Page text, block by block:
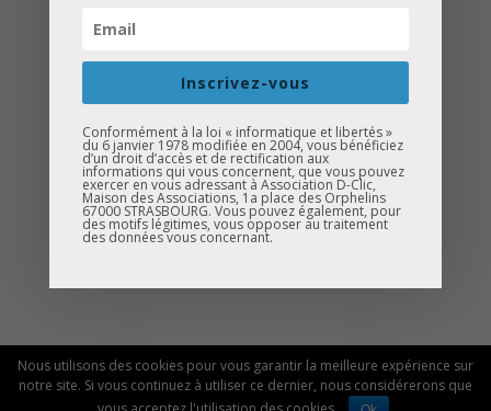
Collège le Ried à Bischheim ont pu
Hautepierre.
Paltot pour leurs conseils et visite
toujours aussi pertinente pour les
élèves
© 2026 Association D-Clic |Mentions légales
Inscrivez-vous
Conformément à la loi « informatique et libertés »
du 6 janvier 1978 modifiée en 2004, vous bénéficiez
d’un droit d’accès et de rectification aux
informations qui vous concernent, que vous pouvez
exercer en vous adressant à Association D-Clic,
Maison des Associations, 1a place des Orphelins
67000 STRASBOURG. Vous pouvez également, pour
des motifs légitimes, vous opposer au traitement
des données vous concernant.
Nous utilisons des cookies pour vous garantir la meilleure expérience sur
notre site. Si vous continuez à utiliser ce dernier, nous considérerons que